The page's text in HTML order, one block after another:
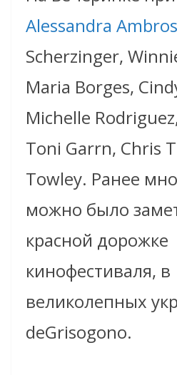
Alessandra
Scherzinger,
Maria Borges,
Michelle
Toni Garrn, Chris
Towley. Ранее
можно было
красной дорожке
кинофестиваля, в
великолепных
deGrisogono.